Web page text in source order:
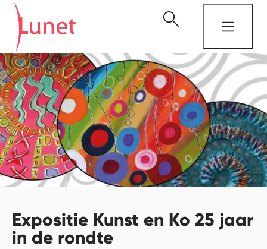
Expositie Kunst en Ko 25 jaar
in de rondte